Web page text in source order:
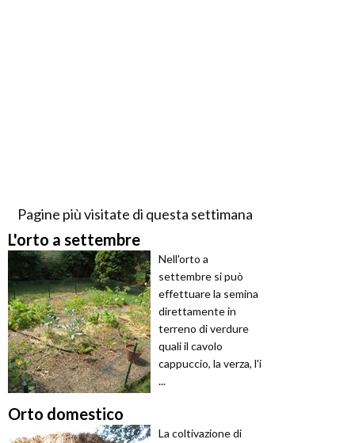
Pagine più visitate di questa settimana
L'orto a settembre
Nell'orto a
settembre si può
effettuare la semina
direttamente in
terreno di verdure
quali il cavolo
cappuccio, la verza, l'i
...
Orto domestico
La coltivazione di